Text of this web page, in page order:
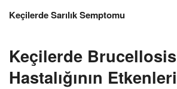
Keçilerde Sarılık Semptomu
Keçilerde Brucellosis
Hastalığının Etkenleri